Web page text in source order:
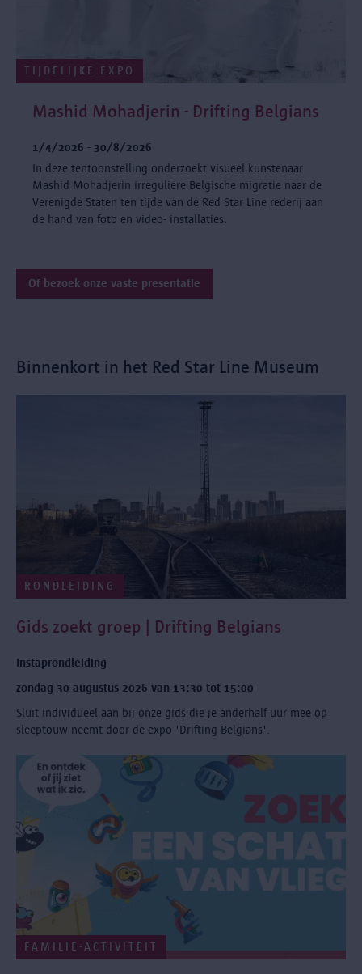
TIJDELIJKE EXPO
Mashid Mohadjerin - Drifting Belgians
1/4/2026 - 30/8/2026
In deze tentoonstelling onderzoekt visueel kunstenaar
Mashid Mohadjerin irreguliere Belgische migratie naar de
Verenigde Staten ten tijde van de Red Star Line rederij aan
de hand van foto en video- installaties.
Of bezoek onze vaste presentatie
Binnenkort in het Red Star Line Museum
RONDLEIDING
Gids zoekt groep | Drifting Belgians
Instaprondleiding
zondag 30 augustus 2026 van 13:30 tot 15:00
Sluit individueel aan bij onze gids die je anderhalf uur mee op
sleeptouw neemt door de expo 'Drifting Belgians'.
FAMILIE-ACTIVITEIT